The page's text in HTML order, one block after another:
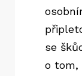
se
o tom,